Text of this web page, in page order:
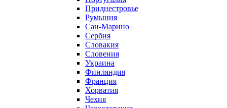
Приднестровье
Румыния
Сан-Марино
Сербия
Словакия
Словения
Украина
Финляндия
Франция
Хорватия
Чехия